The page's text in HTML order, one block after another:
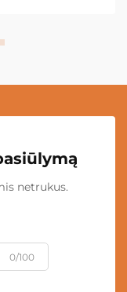
netrukus.
0/100